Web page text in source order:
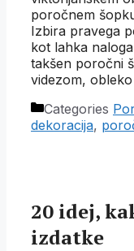
poročnem
Izbira pravega
kot lahka
takšen poročni
videzom,
Categories
dekoracija,
20 idej,
izdatke